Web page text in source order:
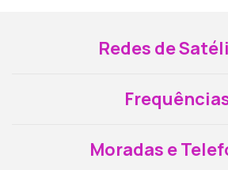
Redes de
Moradas e